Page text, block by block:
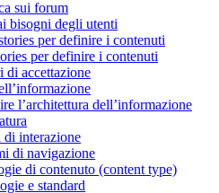
sui forum
bisogni degli utenti
per definire i contenuti
per definire i contenuti
di accettazione
l’architettura dell’informazione
di interazione
di navigazione
di contenuto (content type)
e standard